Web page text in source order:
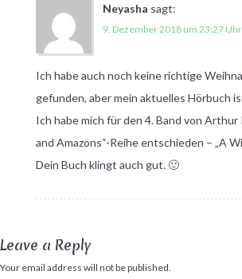
Neyasha sagt:
9. Dezember 2018 um 23:27 Uhr
Ich habe auch noch keine richtige
gefunden, aber mein aktuelles Hörbuch
Ich habe mich für den 4. Band von Arthur
and Amazons“-Reihe entschieden – „A
Dein Buch klingt auch gut. 🙂
Leave a Reply
Your email address will not be published.